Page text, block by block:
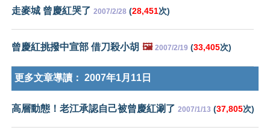
走麥城 曾慶紅哭了 2007/2/28 (28,451次)
曾慶紅挑撥中宣部 借刀殺小胡 🖼️ 2007/2/19 (33,405次)
更多文章導讀： 2007年1月11日
高層動態！老江承認自己被曾慶紅涮了 2007/1/13 (37,805次)